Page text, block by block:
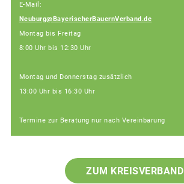
E-Mail:
Neuburg@BayerischerBauernVerband.de
Montag bis Freitag
8:00 Uhr bis 12:30 Uhr
Montag und Donnerstag zusätzlich
13:00 Uhr bis 16:30 Uhr
Termine zur Beratung nur nach Vereinbarung
ZUM KREISVERBAND